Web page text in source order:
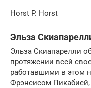
Horst P. Horst
Эльза
Эльза Скиапарелли
протяжении всей
работавшими в этом
Фрэнсисом